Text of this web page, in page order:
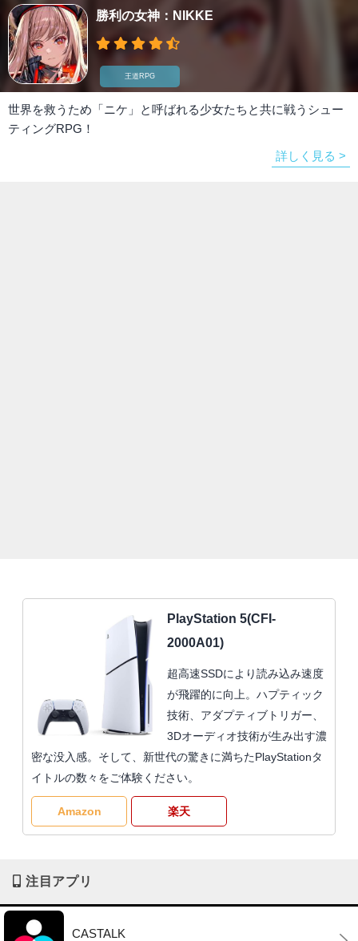
勝利の女神：NIKKE
王道RPG
世界を救うため「ニケ」と呼ばれる少女たちと共に戦うシュー
ティングRPG！
詳しく見る >
PlayStation 5(CFI-
2000A01)
超高速SSDにより読み込み速度
が飛躍的に向上。ハプティック
技術、アダプティブトリガー、
3Dオーディオ技術が生み出す濃
密な没入感。そして、新世代の驚きに満ちたPlayStationタ
イトルの数々をご体験ください。
Amazon 楽天
注目アプリ
CASTALK